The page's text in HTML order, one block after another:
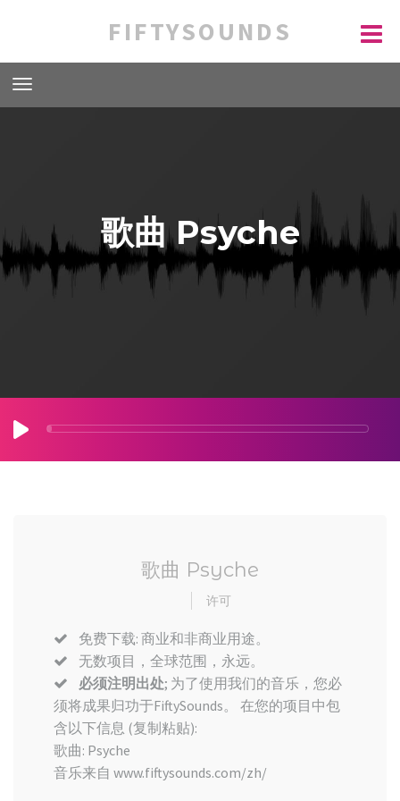
FIFTYSOUNDS
歌曲 Psyche
歌曲 Psyche
许可
免费下载: 商业和非商业用途。
无数项目，全球范围，永远。
必须注明出处; 为了使用我们的音乐，您必
须将成果归功于FiftySounds。 在您的项目中包
含以下信息 (复制粘贴):
歌曲: Psyche
音乐来自 www.fiftysounds.com/zh/